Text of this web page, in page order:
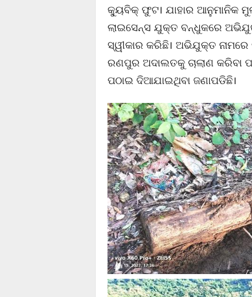
କ୍ୟୁବିକ୍ ଫୁଟ। ଯାହାର ଆନୁମାନିକ
ଲାଇସେନ୍ସ ଯୁକ୍ତ ବନ୍ଧୁକରେ
ସ୍ୱୀକାର କରିଛି। ଅଭିଯୁକ୍ତ ନାମରେ
ରଣପୁର ଅଦାଲତକୁ ଚାଲାଣ କରିବା
ପଠାଇ ଦିଆଯାଇଥିବା ଜଣାପଡିଛି।